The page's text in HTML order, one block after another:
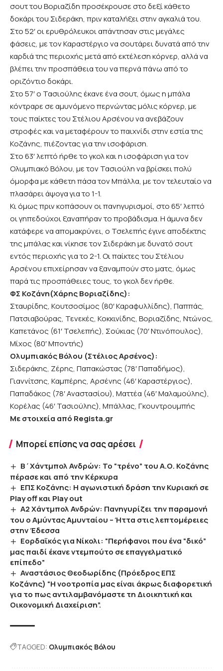
σουτ του Βοριαζίδη προσέκρουσε στο δεξί κάθετο
δοκάρι του Σιδεράκη, πριν καταλήξει στην αγκαλιά του.
Στο 52′ οι ερυθρόλευκοι απάντησαν στις μεγάλες
φάσεις, με τον Καραστέργιο να σουτάρει δυνατά από την
καρδιά της περιοχής μετά από εκτέλεση κόρνερ, αλλά να
βλέπει την προσπάθεια του να περνά πάνω από το
οριζόντιο δοκάρι.
Στο 57′ ο Τασιούλης έκανε ένα σουτ, όμως η μπάλα
κόντραρε σε αμυνόμενο περνώντας μόλις κόρνερ, με
τους παίκτες του Στέλιου Αρσένου να ανεβάζουν
στροφές και να μεταφέρουν το παιχνίδι στην εστία της
Κοζάνης, πιέζοντας για την ισοφάριση.
Στο 63′ λεπτό ήρθε το γκολ και η ισοφάριση για τον
Ολυμπιακό Βόλου, με τον Τασιούλη να βρίσκει πολύ
όμορφα με κάθετη πάσα τον Μπάλλα, με τον τελευταίο να
πλασάρει άψογα για το 1-1.
Κι όμως πριν κοπάσουν οι πανηγυρισμοί, στο 65′ λεπτό
οι γηπεδούχοι ξαναπήραν το προβάδισμα. Η άμυνα δεν
κατάφερε να απομακρύνει, ο Τσελεπής έγινε αποδέκτης
της μπάλας και νίκησε τον Σιδεράκη με δυνατό σουτ
εντός περιοχής για το 2-1. Οι παίκτες του Στέλιου
Αρσένου επιχείρησαν να ξαναμπούν στο ματς, όμως
παρά τις προσπάθειες τους, το γκολ δεν ήρθε.
ΦΣ Κοζάνη(Χάρης Βοριαζίδης):
Σταυρίδης, Κουτσοσίμος (80′ Καραφυλλίδης), Παππάς,
Πατσιαβούρας, Τενεκές, Κοκκινίδης, Βοριαζίδης, Ντώνος,
Καπετάνος (61′ Τσελεπής), Σούκιας (70′ Ντινόπουλος),
Μίχος (80′ Μποντής)
Ολυμπιακός Βόλου (Στέλιος Αρσένος):
Σιδεράκης, Ζέρης, Παπακώστας (78′ Παπαδήμος),
Γιαννίτσης, Καμπέρης, Αρσένης (46′ Καραστέργιος),
Παπαδάκος (78′ Αναστασίου), Ματτέα (46′ Μαλαμούλης),
Κορέλας (46′ Τασιούλης), Μπάλλας, Γκουντρουμπής
Με στοιχεία από Regista.gr
Μπορεί επίσης να σας αρέσει
Β΄Χάντμπολ Ανδρών: Το “τρένο” του Α.Ο. Κοζάνης
πέρασε και από την Κέρκυρα
ΕΠΣ Κοζάνης: Η αγωνιστική δράση την Κυριακή σε
Play off και Play out
Α2 Χάντμπολ Ανδρών: Πανηγυρίζει την παραμονή
του ο Αμύντας Αμυνταίου – Ήττα στις λεπτομέρειες
στην Έδεσσα
Εορδαϊκός για Νίκολι: “Περήφανοι που ένα “δικό”
μας παιδί έκανε ντεμπούτο σε επαγγελματικό
επίπεδο”
Αναστάσιος Θεοδωρίδης (Πρόεδρος ΕΠΣ
Κοζάνης) “Η νοοτροπία μας είναι άκρως διαφορετική
για το πως αντιλαμβανόμαστε τη Διοικητική και
Οικονομική Διαχείριση”.
TAGGED: Ολυμπιακός Βόλου